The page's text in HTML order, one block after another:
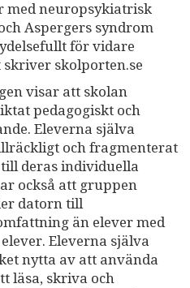
med neuropsykiatrisk
Aspergers syndrom
för vidare
skriver skolporten.se
visar att skolan
pedagogiskt och
Eleverna själva
och fragmenterat
deras individuella
också att gruppen
datorn till
än elever med
Eleverna själva
nytta av att använda
läsa, skriva och